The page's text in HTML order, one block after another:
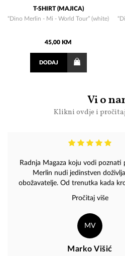
T-SHIRT (MAJICA)
“Dino Merlin - Mi - World Tour” (white)
45,00 KM
DODAJ
Vi o
Klikni ovdje i
Radnja Magaza koju vodi poznati
Merlin nudi jedinstven
obožavatelje. Od trenutka kada
osjetite posebnu atmosferu koja
njegovu glazbenu karijeru i
pažljivo osmišljen, s mnogo
elemenata koji prikazuju njegove
Pročitaj više
MV
Marko Višić